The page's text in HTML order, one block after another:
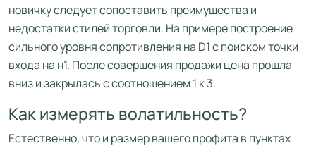
новичку следует сопоставить преимущества и
недостатки стилей торговли. На примере построение
сильного уровня сопротивления на D1 с поиском точки
входа на н1. После совершения продажи цена прошла
вниз и закрылась с соотношением 1 к 3.
Как измерять волатильность?
Естественно, что и размер вашего профита в пунктах